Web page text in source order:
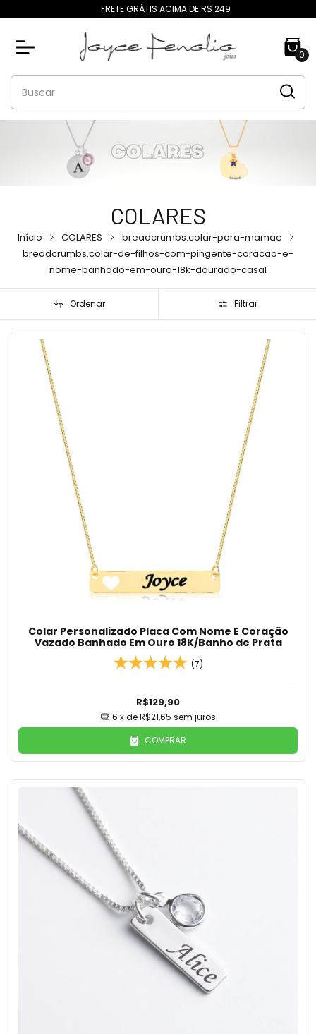
FRETE GRÁTIS ACIMA DE R$ 249
0
COLARES
Início COLARES
breadcrumbs.colar-para-mamae
breadcrumbs.colar-de-filhos-com-pingente-coracao-e-
nome-banhado-em-ouro-18k-dourado-casal
Ordenar Filtrar
Colar Personalizado Placa Com Nome E Coração
Vazado Banhado Em Ouro 18K/Banho de Prata
(7)
R$129,90
6 x deR$21,65 sem juros
COMPRAR